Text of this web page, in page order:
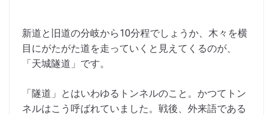
新道と旧道の分岐から10分程でしょうか、木々を横
目にがたがた道を走っていくと見えてくるのが、
「天城隧道」です。
「隧道」とはいわゆるトンネルのこと。かつてトン
ネルはこう呼ばれていました。戦後、外来語である